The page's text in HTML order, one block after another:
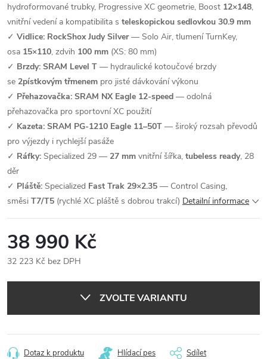
hydroformované trubky, Progressive XC geometrie, Boost 12×148,
vnitřní vedení a kompatibilita s teleskopickou sedlovkou 30.9 mm
✓ Vidlice: RockShox Judy Silver— Solo Air, tlumení TurnKey,
osa 15×110, zdvih 100 mm (XS: 80 mm)
✓ Brzdy: SRAM Level T — hydraulické kotoučové brzdy
se 2pístkovým třmenem pro jisté dávkování výkonu
✓ Přehazovačka: SRAM NX Eagle 12-speed — odolná
přehazovačka pro sportovní XC použití
✓ Kazeta: SRAM PG-1210 Eagle 11–50T — široký rozsah převodů
pro výjezdy i rychlejší pasáže
✓ Ráfky: Specialized 29 — 27 mm vnitřní šířka, tubeless ready, 28
děr
✓ Pláště: Specialized Fast Trak 29×2.35 — Control Casing,
směsi T7/T5 (rychlé XC pláště s dobrou trakcí) Detailní informace
38 990 Kč
32 223 Kč bez DPH
ZVOLTE VARIANTU
Dotaz k produktu Hlídací pes Sdílet